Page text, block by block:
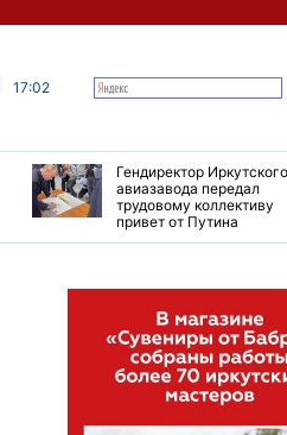
17:02
Гендиректор Иркутского
авиазавода передал
трудовому коллективу
привет от Путина